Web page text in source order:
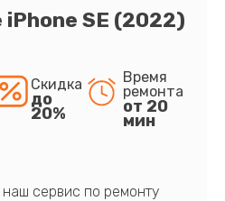
SE (2022)
Скидка
до
20%
Время
ремонта
от 20
мин
сервис по ремонту